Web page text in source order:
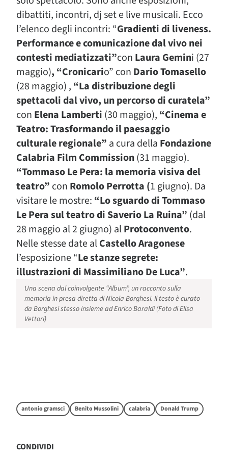
dibattiti, incontri, dj set e live musicali. Ecco
l’elenco degli incontri: “Gradienti di liveness.
Performance e comunicazione dal vivo nei
contesti mediatizzati”con Laura Gemini (27
maggio), “Cronicario” con Dario Tomasello
(28 maggio) , “La distribuzione degli
spettacoli dal vivo, un percorso di curatela”
con Elena Lamberti (30 maggio), “Cinema e
Teatro: Trasformando il paesaggio
culturale regionale” a cura della Fondazione
Calabria Film Commission(31 maggio).
“Tommaso Le Pera: la memoria visiva del
teatro” con Romolo Perrotta (1 giugno). Da
visitare le mostre: “Lo sguardo di Tommaso
Le Pera sul teatro di Saverio La Ruina” (dal
28 maggio al 2 giugno) alProtoconvento.
Nelle stesse date alCastello Aragonese
l’esposizione “Le stanze segrete:
illustrazioni di Massimiliano De Luca”.
Una scena dal coinvolgente “Album”, un racconto sulla
memoria in presa diretta di Nicola Borghesi. Il testo è curato
da Borghesi stesso insieme ad Enrico Baraldi (Foto di Elisa
Vettori)
antonio gramsci Benito Mussolini calabria Donald Trump
CONDIVIDI